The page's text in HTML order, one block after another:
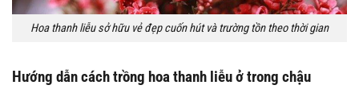
Hoa thanh liễu sở hữu vẻ đẹp cuốn hút và trường tồn theo thời gian
Hướng dẫn cách trồng hoa thanh liễu ở trong chậu